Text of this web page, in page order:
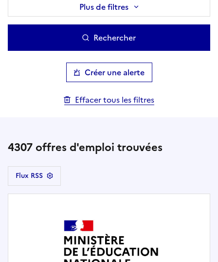
Plus de filtres
Rechercher
Créer une alerte
Effacer tous les filtres
4307 offres d'emploi trouvées
Flux RSS